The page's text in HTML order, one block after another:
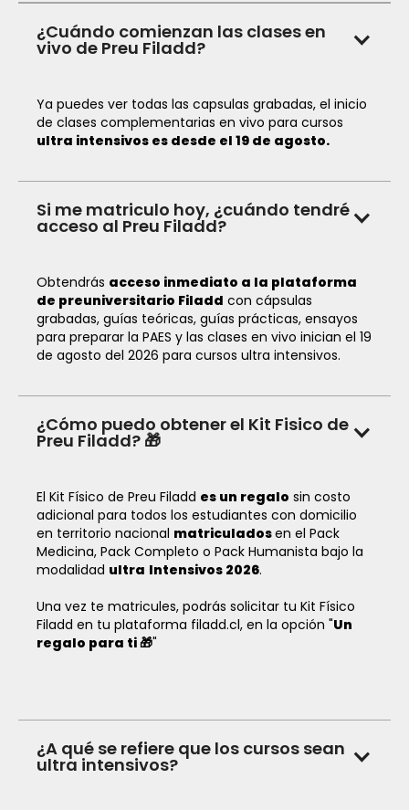
¿Cuándo comienzan las clases en
vivo de Preu Filadd?
Ya puedes ver todas las capsulas grabadas, el inicio
de clases complementarias en vivo para cursos
ultra intensivos es desde el 19 de agosto.
Si me matriculo hoy, ¿cuándo tendré
acceso al Preu Filadd?
Obtendrás acceso inmediato a la plataforma
de preuniversitario Filadd con cápsulas
grabadas, guías teóricas, guías prácticas, ensayos
para preparar la PAES y las clases en vivo inician el 19
de agosto del 2026 para cursos ultra intensivos.
¿Cómo puedo obtener el Kit Fisico de
Preu Filadd? 🎁
El Kit Físico de Preu Filadd es un regalo sin costo
adicional para todos los estudiantes con domicilio
en territorio nacional matriculadosen el Pack
Medicina, Pack Completo o Pack Humanista bajo la
modalidad ultra Intensivos 2026.
Una vez te matricules, podrás solicitar tu Kit Físico
Filadd en tu plataforma filadd.cl, en la opción "Un
regalo para ti 🎁"
¿A qué se refiere que los cursos sean
ultra intensivos?